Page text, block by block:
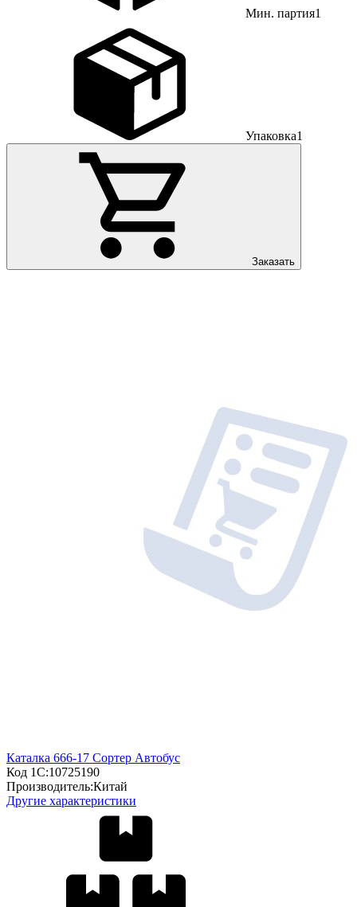
Мин. партия1
Упаковка1
Заказать
Каталка 666-17 Сортер Автобус
Код 1С:10725190
Производитель:Китай
Другие характеристики